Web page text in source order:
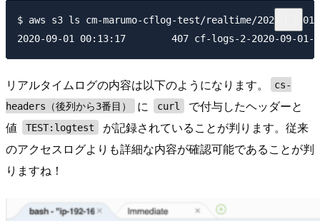
$ aws s3 ls cm-marumo-cflog-test/realtime/2020/09/
リアルタイムログの内容は以下のようになります。
cs-
headers（後列から3番目）
に curl
で付与したヘッダーと
値
TEST:logtest
が記録されていることが判ります。従来
のアクセスログよりも詳細な内容が確認可能であることが判
りますね！